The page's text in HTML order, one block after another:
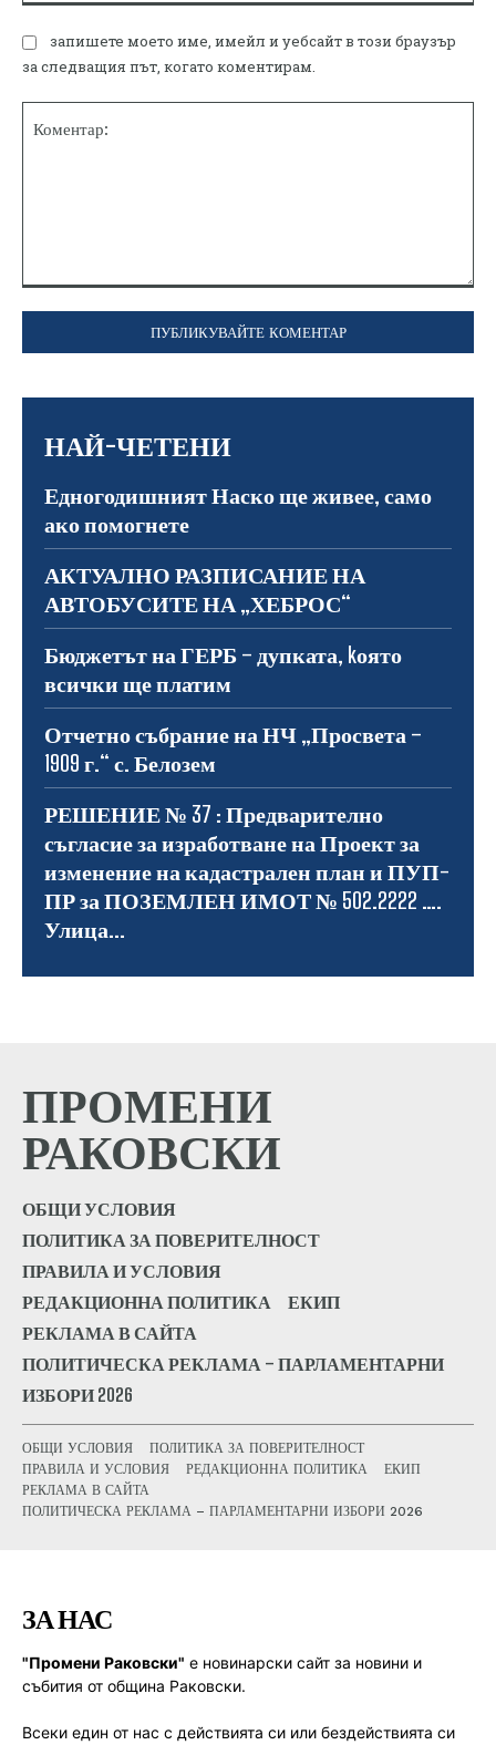
запишете моето име, имейл и уебсайт в този браузър
за следващия път, когато коментирам.
НАЙ-ЧЕТЕНИ
Едногодишният Наско ще живее, само
ако помогнете
АКТУАЛНО РАЗПИСАНИЕ НА
АВТОБУСИТЕ НА „ХЕБРОС“
Бюджетът на ГЕРБ – дупката, kоято
всички ще платим
Отчетно събрание на НЧ „Просвета –
1909 г.“ с. Белозем
РЕШЕНИЕ № 37 : Предварително
съгласие за изработване на Проект за
изменение на кадастрален план и ПУП-
ПР за ПОЗЕМЛЕН ИМОТ № 502.2222 ….
Улица...
ПРОМЕНИ
РАКОВСКИ
ОБЩИ УСЛОВИЯ
ПОЛИТИКА ЗА ПОВЕРИТЕЛНОСТ
ПРАВИЛА И УСЛОВИЯ
РЕДАКЦИОННА ПОЛИТИКА
ЕКИП
РЕКЛАМА В САЙТА
ПОЛИТИЧЕСКА РЕКЛАМА – ПАРЛАМЕНТАРНИ
ИЗБОРИ 2026
ОБЩИ УСЛОВИЯ
ПОЛИТИКА ЗА ПОВЕРИТЕЛНОСТ
ПРАВИЛА И УСЛОВИЯ
РЕДАКЦИОННА ПОЛИТИКА
ЕКИП
РЕКЛАМА В САЙТА
ПОЛИТИЧЕСКА РЕКЛАМА – ПАРЛАМЕНТАРНИ ИЗБОРИ 2026
ЗА НАС
"Промени Раковски" е новинарски сайт за новини и
събития от община Раковски.
Всеки един от нас с действията си или бездействията си